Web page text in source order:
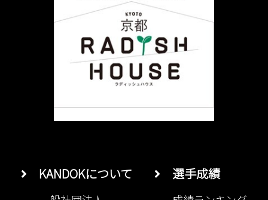
KANDOKについて 選手成績